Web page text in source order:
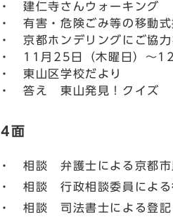
・ 建仁寺さんウォーキング
・ 有害・危険ごみ等の移動
・ 京都ホンデリングにご協力
・ 11月25日（木曜日）～12
・ 東山区学校だより
・ 答え 東山発見！クイズ
4面
・ 相談 弁護士による京都市
・ 相談 行政相談委員による
・ 相談 司法書士による登記